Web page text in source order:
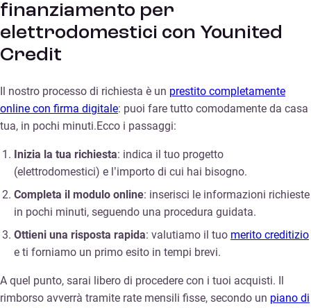
finanziamento per
elettrodomestici con Younited
Credit
Il nostro processo di richiesta è un prestito completamente
online con firma digitale: puoi fare tutto comodamente da casa
tua, in pochi minuti.Ecco i passaggi:
Inizia la tua richiesta: indica il tuo progetto
(elettrodomestici) e l’importo di cui hai bisogno.
Completa il modulo online: inserisci le informazioni richieste
in pochi minuti, seguendo una procedura guidata.
Ottieni una risposta rapida: valutiamo il tuo merito creditizio
e ti forniamo un primo esito in tempi brevi.
A quel punto, sarai libero di procedere con i tuoi acquisti. Il
rimborso avverrà tramite rate mensili fisse, secondo un piano di